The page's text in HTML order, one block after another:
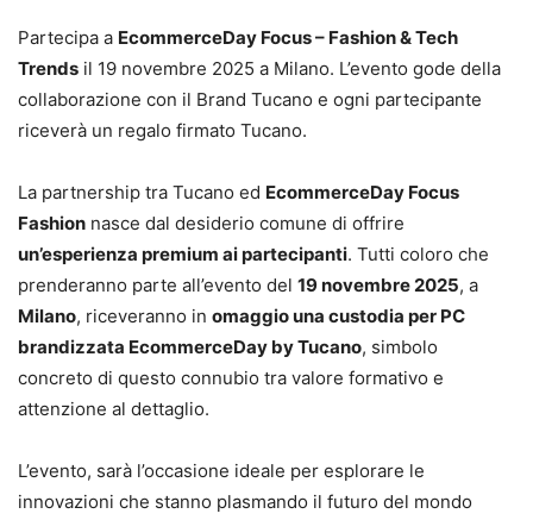
Partecipa a EcommerceDay Focus – Fashion & Tech
Trends il 19 novembre 2025 a Milano. L’evento gode della
collaborazione con il Brand Tucano e ogni partecipante
riceverà un regalo firmato Tucano.
La partnership tra Tucano ed EcommerceDay Focus
Fashion nasce dal desiderio comune di offrire
un’esperienza premium ai partecipanti. Tutti coloro che
prenderanno parte all’evento del 19 novembre 2025, a
Milano, riceveranno in omaggio una custodia per PC
brandizzata EcommerceDay by Tucano, simbolo
concreto di questo connubio tra valore formativo e
attenzione al dettaglio.
L’evento, sarà l’occasione ideale per esplorare le
innovazioni che stanno plasmando il futuro del mondo